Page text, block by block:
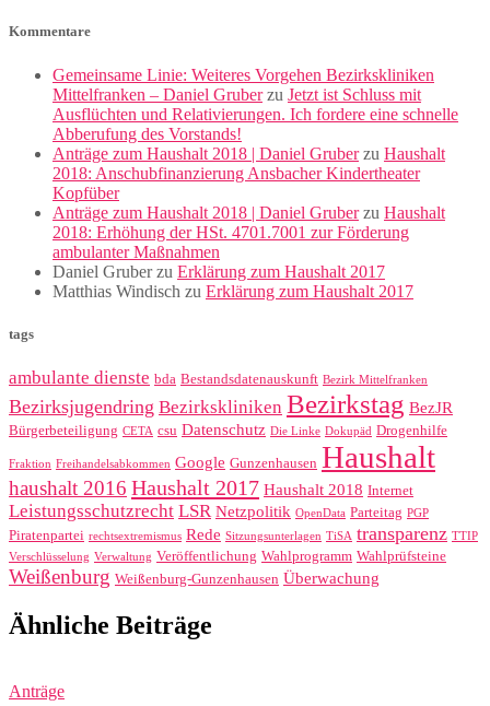
Kommentare
Gemeinsame Linie: Weiteres Vorgehen Bezirkskliniken
Mittelfranken – Daniel Gruberzu Jetzt ist Schluss mit
Ausflüchten und Relativierungen. Ich fordere eine schnelle
Abberufung des Vorstands!
Anträge zum Haushalt 2018 | Daniel Gruberzu Haushalt
2018: Anschubfinanzierung Ansbacher Kindertheater
Kopfüber
Anträge zum Haushalt 2018 | Daniel Gruberzu Haushalt
2018: Erhöhung der HSt. 4701.7001 zur Förderung
ambulanter Maßnahmen
Daniel Gruberzu Erklärung zum Haushalt 2017
Matthias Windisch zu Erklärung zum Haushalt 2017
tags
ambulante dienste bda Bestandsdatenauskunft Bezirk Mittelfranken
Bezirksjugendring Bezirkskliniken Bezirkstag BezJR
Bürgerbeteiligung CETA csu Datenschutz Die Linke Dokupäd Drogenhilfe
Fraktion Freihandelsabkommen Google Gunzenhausen Haushalt
haushalt 2016 Haushalt 2017 Haushalt 2018 Internet
Leistungsschutzrecht LSR Netzpolitik OpenData Parteitag PGP
Piratenpartei rechtsextremismus Rede Sitzungsunterlagen TiSA transparenz TTIP
Verschlüsselung Verwaltung Veröffentlichung Wahlprogramm Wahlprüfsteine
Weißenburg Weißenburg-Gunzenhausen Überwachung
Ähnliche Beiträge
Anträge